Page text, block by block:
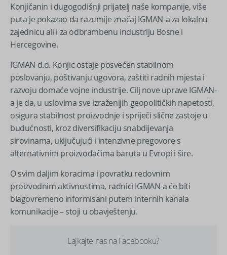
Konjičanin i dugogodišnji prijatelj naše kompanije, više
puta je pokazao da razumije značaj IGMAN-a za lokalnu
zajednicu ali i za odbrambenu industriju Bosne i
Hercegovine.
IGMAN d.d. Konjic ostaje posvećen stabilnom
poslovanju, poštivanju ugovora, zaštiti radnih mjesta i
razvoju domaće vojne industrije. Cilj nove uprave IGMAN-
a je da, u uslovima sve izraženijih geopolitičkih napetosti,
osigura stabilnost proizvodnje i spriječi slične zastoje u
budućnosti, kroz diversifikaciju snabdijevanja
sirovinama, uključujući i intenzivne pregovore s
alternativnim proizvođačima baruta u Evropi i šire.
O svim daljim koracima i povratku redovnim
proizvodnim aktivnostima, radnici IGMAN-a će biti
blagovremeno informisani putem internih kanala
komunikacije – stoji u obavještenju.
Lajkajte nas na Facebooku?